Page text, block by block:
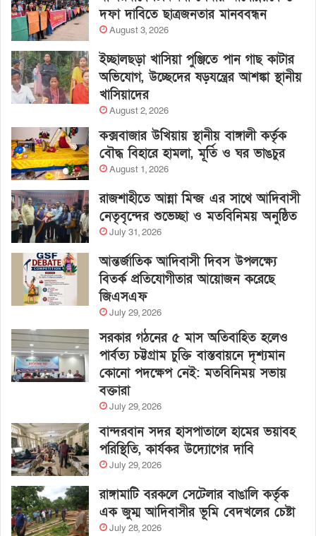
দফা দাবিতে ছাত্রজনতার মানববন্ধন
August 3, 2026
ইচ্ছালছড়া খাসিয়া পুঞ্জিতে পান গাছ কাটার
অভিযোগ, উচ্ছেদের ষড়যন্ত্রের আশঙ্কা স্থানীয়
খাসিয়াদের
August 2, 2026
কক্সবাজার উখিয়ায় স্থানীয় বাঙ্গালী কর্তৃক
বৌদ্ধ বিহারে হামলা, মূর্তি ও ঘর ভাঙচুর
August 1, 2026
রাজশাহীতে আন্না মিন্জ এর সাথে আদিবাসী
নেতৃবৃন্দের শুভেচ্ছা ও মতবিনিময় অনুষ্ঠিত
July 31, 2026
আন্তর্জাতিক আদিবাসী দিবস উপলক্ষ্যে
বিতর্ক প্রতিযোগীতার আয়োজন করেছে
জিএসএফ
July 29, 2026
সরকার গঠনের ৫ মাস অতিবাহিত হলেও
পার্বত্য চট্টগ্রাম চুক্তি বাস্তবায়নে দৃশ্যমান
কোনো পদক্ষেপ নেই: মতবিনিময় সভায়
বক্তারা
July 29, 2026
বান্দরবান সদর হাসপাতালে হামের ভয়াবহ
পরিস্থিতি, কার্যকর উদ্যোগের দাবি
July 29, 2026
রাঙ্গামাটি বরকলে সেটেলার বাঙালি কর্তৃক
এক জুম্ম আদিবাসীর ভূমি বেদখলের চেষ্টা
July 28, 2026